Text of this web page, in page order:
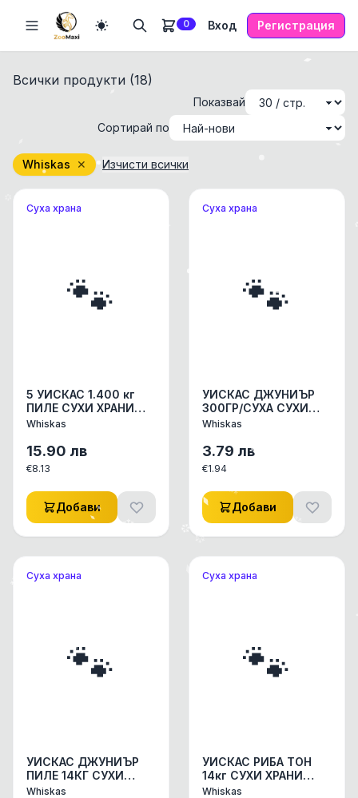
0 Вход Регистрация
Всички продукти (18)
Показвай
Сортирай по
Whiskas ✕ Изчисти всички
Суха храна
🐾
5 УИСКАС 1.400 кг
ПИЛЕ СУХИ ХРАНИ
СУХИ ХРАНИ ЗА
Whiskas
15.90 лв
€8.13
Добави
Суха храна
🐾
УИСКАС ДЖУНИЪР
300ГР/СУХА СУХИ
ХРАНИ СУХИ ХРАНИ
Whiskas
3.79 лв
€1.94
Добави
Суха храна
🐾
УИСКАС ДЖУНИЪР
ПИЛЕ 14КГ СУХИ
ХРАНИ СУХИ ХРАНИ
Whiskas
Суха храна
🐾
УИСКАС РИБА ТОН
14кг СУХИ ХРАНИ
СУХИ ХРАНИ ЗА
Whiskas